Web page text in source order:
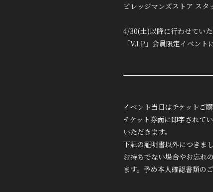
ビレッジマンズストア スタ
4/30(土)以降に行わせてい
「V.I.P」会員限定イベン
イベント当日はチケットご
チケット券面に印字されて
いただきます。
下記の証明書以外につきま
お持ちでない場合やお忘れ
ます。予め本人確認書類の